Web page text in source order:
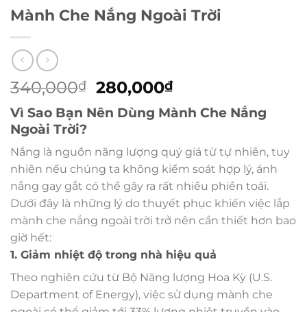
Mành Che Nắng Ngoài Trời
340,000₫
Giá
gốc
là:
280,000₫Giá
hiện
tại
280,000₫.
Vì Sao Bạn Nên Dùng Mành Che Nắng
Ngoài Trời?
Nắng là nguồn năng lượng quý giá từ tự nhiên, tuy
nhiên nếu chúng ta không kiểm soát hợp lý, ánh
nắng gay gắt có thể gây ra rất nhiều phiền toái.
Dưới đây là những lý do thuyết phục khiến việc lắp
mành che nắng ngoài trời trở nên cần thiết hơn bao
giờ hết:
1. Giảm nhiệt độ trong nhà hiệu quả
Theo nghiên cứu từ Bộ Năng lượng Hoa Kỳ (U.S.
Department of Energy), việc sử dụng mành che